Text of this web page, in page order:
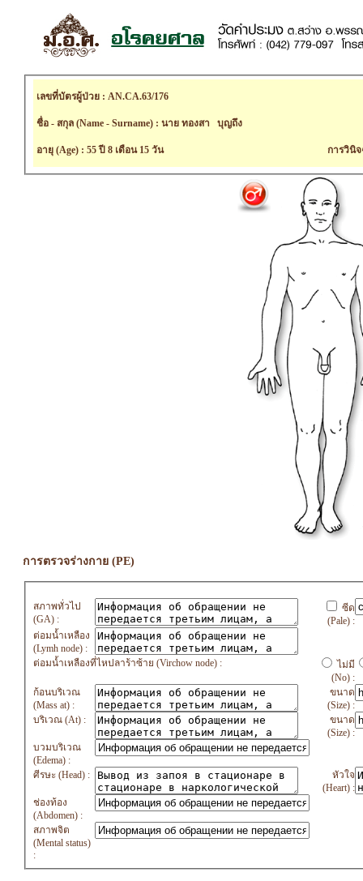
เลขที่บัตรผู้ป่วย : AN.CA.63/176
ชื่อ - สกุล (Name - Surname) : นาย ทองสา บุญถึง
อายุ (Age) : 55 ปี 8 เดือน 15 วัน การวินิ
การตรวจร่างกาย (PE)
สภาพทั่วไป
(GA) :
ซีด
(Pale) :
ต่อมน้ำเหลือง
(Lymh node) :
ต่อมน้ำเหลืองที่ไหปลาร้าซ้าย (Virchow node) :
ไม่มี
(No) :
ก้อนบริเวณ
(Mass at) :
ขนาด
(Size) :
บริเวณ (At) :
ขนาด
(Size) :
บวมบริเวณ
(Edema) :
ศีรษะ (Head) :
หัวใจ
(Heart) :
ช่องท้อง
(Abdomen) :
สภาพจิต
(Mental status)
: